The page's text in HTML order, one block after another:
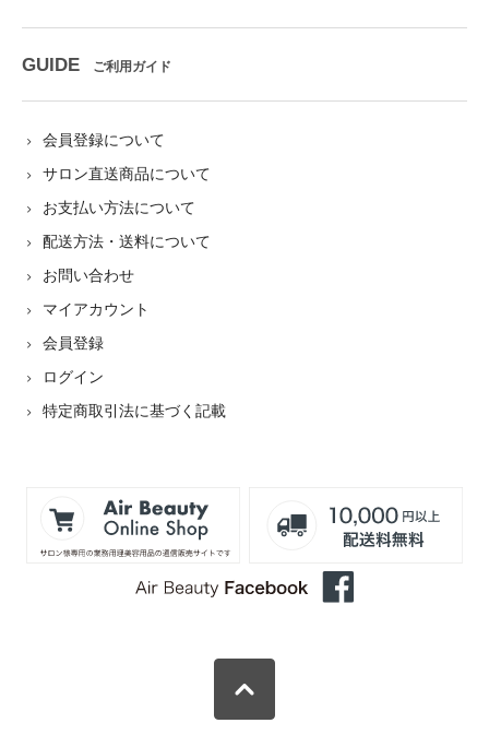
GUIDE ご利用ガイド
会員登録について
サロン直送商品について
お支払い方法について
配送方法・送料について
お問い合わせ
マイアカウント
会員登録
ログイン
特定商取引法に基づく記載